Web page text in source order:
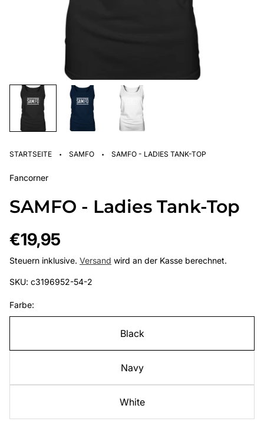
STARTSEITE · SAMFO · SAMFO - LADIES TANK-TOP
Fancorner
SAMFO - Ladies Tank-Top
Regulärer
Preis
€19,95
Steuern inklusive. Versand wird an der Kasse berechnet.
SKU: c3196952-54-2
Farbe:
Black
Navy
White